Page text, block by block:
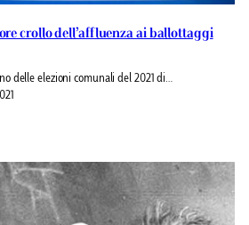
crollo dell’affluenza ai ballottaggi
delle elezioni comunali del 2021 di…